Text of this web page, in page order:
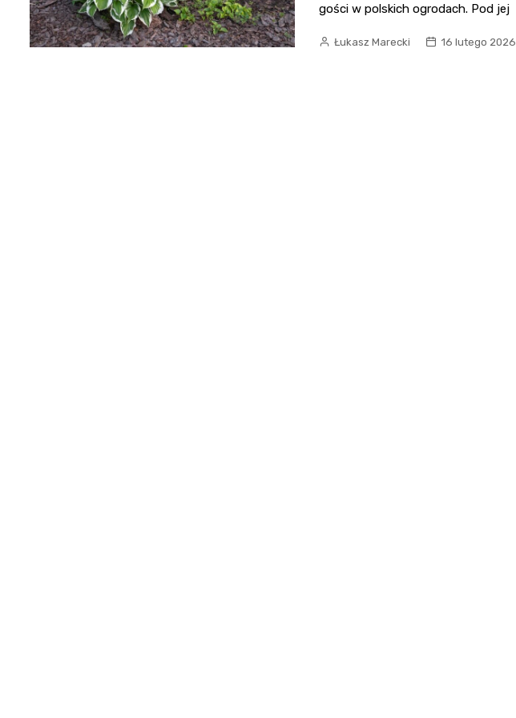
gości w polskich ogrodach. Pod jej
Łukasz Marecki 16 lutego 2026